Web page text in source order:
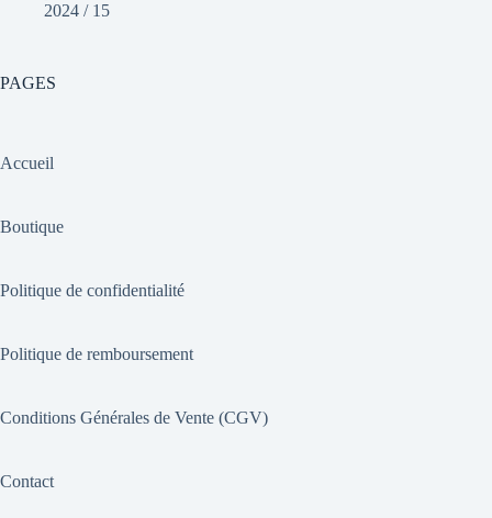
PAGES
Accueil
Boutique
Politique de confidentialité
Politique de remboursement
Conditions Générales de Vente (CGV)
Contact